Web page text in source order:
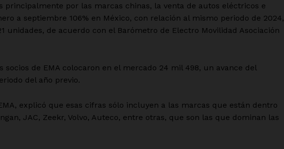
principalmente por las marcas chinas, la venta de autos eléctricos e
a septiembre 106% en México, con relación al mismo periodo de 2024,
unidades, de acuerdo con el Barómetro de Electro Movilidad Asociación
de EMA colocaron en el mercado 24 mil 498, un avance del
del año previo.
explicó que esas cifras sólo incluyen a las marcas que están dentro
JAC, Zeekr, Volvo, Auteco, entre otras, que son las que dominan las